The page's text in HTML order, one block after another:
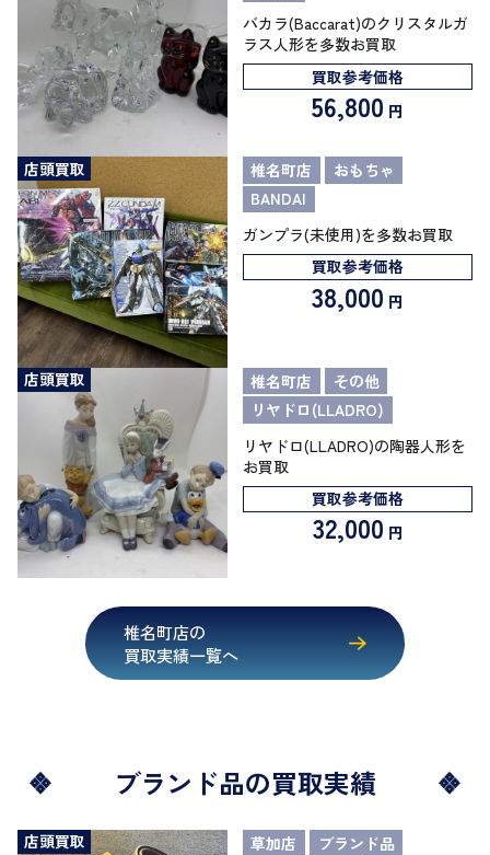
バカラ(Baccarat)のクリスタルガ
ラス人形を多数お買取
買取参考価格
56,800 円
店頭買取 椎名町店
おもちゃ
BANDAI
ガンプラ(未使用)を多数お買取
買取参考価格
38,000 円
店頭買取 椎名町店
その他
リヤドロ(LLADRO)
リヤドロ(LLADRO)の陶器人形を
お買取
買取参考価格
32,000 円
椎名町店の
買取実績一覧へ
ブランド品の買取実績
店頭買取 草加店
ブランド品